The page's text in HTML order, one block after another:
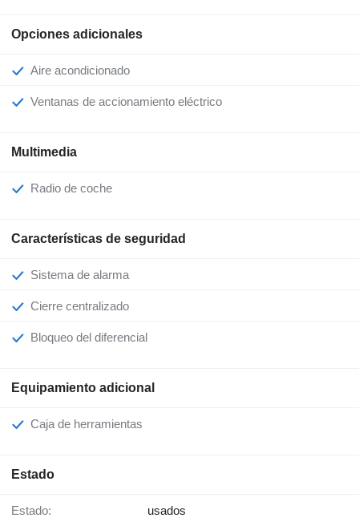
Opciones adicionales
Aire acondicionado
Ventanas de accionamiento eléctrico
Multimedia
Radio de coche
Características de seguridad
Sistema de alarma
Cierre centralizado
Bloqueo del diferencial
Equipamiento adicional
Caja de herramientas
Estado
Estado: usados